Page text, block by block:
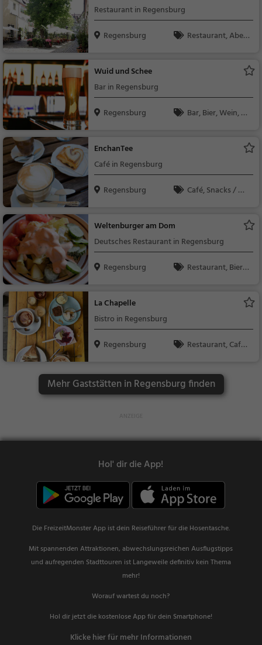
Restaurant in Regensburg
Regensburg
Restaurant, Aben
Wuid und Schee
Bar in Regensburg
Regensburg
Bar, Bier, Wein, Sn
EnchanTee
Café in Regensburg
Regensburg
Café, Snacks / Ge
Weltenburger am Dom
Deutsches Restaurant in Regensburg
Regensburg
Restaurant, Bierg
Mittagessen, Abende
La Chapelle
Bistro in Regensburg
Regensburg
Restaurant, Café,
nke, Kaffee / Kuchen,
Gebäck / Teigwaren,
Abendessen, Mittage
Mehr Gaststätten in Regensburg finden
Hol' dir die App!
Die FreizeitMonster App ist dein Reiseführer für die Hosentasche.
Mit spannenden Attraktionen, abwechslungsreichen Ausflugstipps
und aufregenden Stadttouren ist Langeweile definitiv kein Thema
mehr!
Worauf wartest du noch?
Hol dir jetzt die kostenlose App für dein Smartphone!
Klicke hier für mehr Informationen